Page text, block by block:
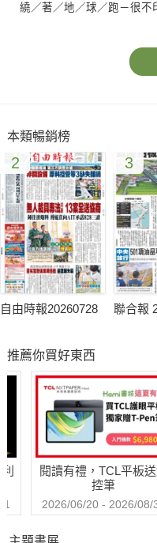
繞／著／地／球／跑－很不
本類暢銷榜
2
自由時報20260728
3
聯合報
推薦你買好東西
閱讀有禮，TCL平板
控筆
2026/06/20 - 2026/08/